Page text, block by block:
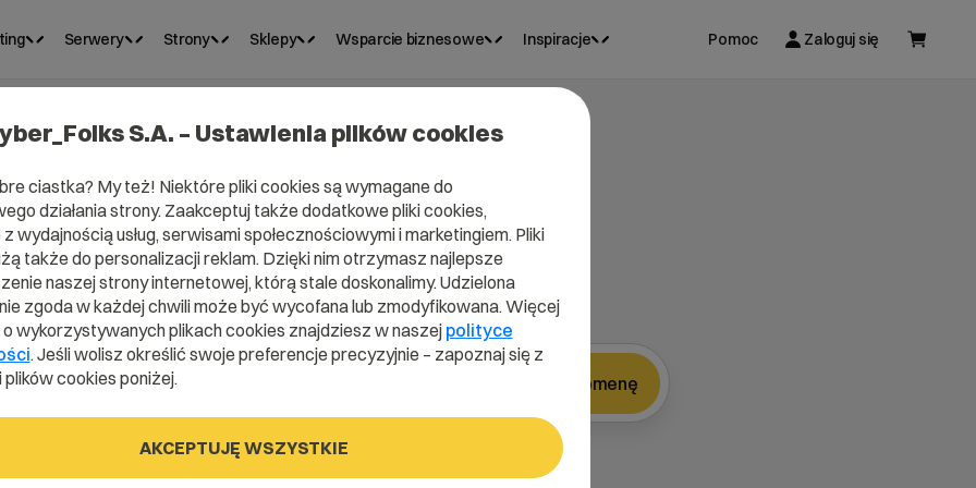
Serwery Strony Sklepy Wsparcie biznesowe Inspiracje Pomoc Zaloguj się
Domena .pl od 0 zł!
nazwę domeny i naciśnij przycisk szukania. Znajdź domenę
0,00 zł
S.A. – Ustawienia plików cookies
ciastka? My też! Niektóre pliki cookies są wymagane do
działania strony. Zaakceptuj także dodatkowe pliki cookies,
wydajnością usług, serwisami społecznościowymi i marketingiem. Pliki
także do personalizacji reklam. Dzięki nim otrzymasz najlepsze
naszej strony internetowej, którą stale doskonalimy. Udzielona
zgoda w każdej chwili może być wycofana lub zmodyfikowana. Więcej
wykorzystywanych plikach cookies znajdziesz w naszej polityce
. Jeśli wolisz określić swoje preferencje precyzyjnie – zapoznaj się z
cookies poniżej.
AKCEPTUJĘ WSZYSTKIE